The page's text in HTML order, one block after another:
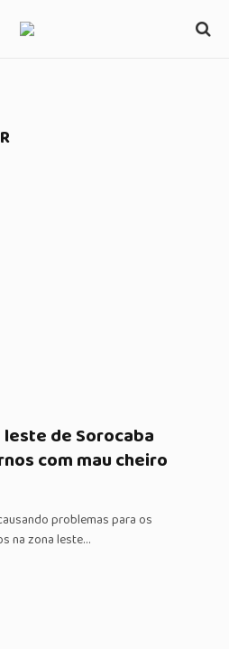
de Sorocaba
com mau cheiro
problemas para os
na zona leste…